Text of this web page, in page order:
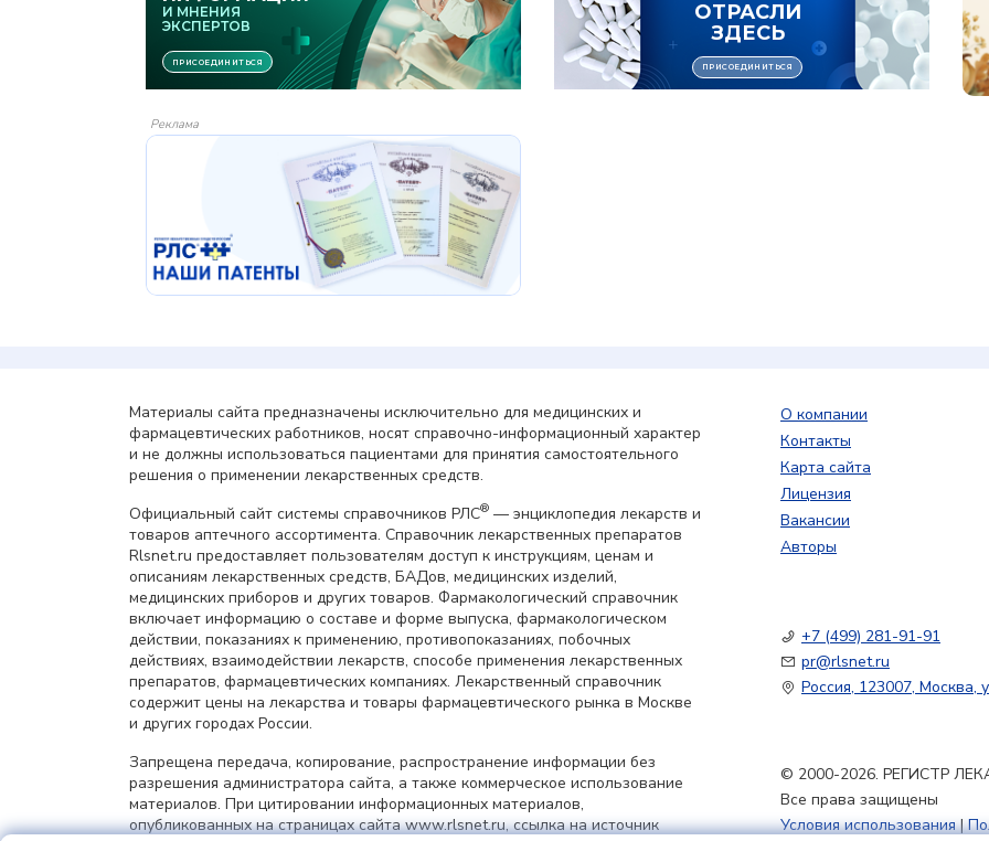
Реклама
Материалы сайта предназначены исключительно для медицинских и
фармацевтических работников, носят справочно-информационный характер
и не должны использоваться пациентами для принятия самостоятельного
решения о применении лекарственных средств.
Официальный сайт системы справочников РЛС® — энциклопедия лекарств и
товаров аптечного ассортимента. Справочник лекарственных препаратов
Rlsnet.ru предоставляет пользователям доступ к инструкциям, ценам и
описаниям лекарственных средств, БАДов, медицинских изделий,
медицинских приборов и других товаров. Фармакологический справочник
включает информацию о составе и форме выпуска, фармакологическом
действии, показаниях к применению, противопоказаниях, побочных
действиях, взаимодействии лекарств, способе применения лекарственных
препаратов, фармацевтических компаниях. Лекарственный справочник
содержит цены на лекарства и товары фармацевтического рынка в Москве
и других городах России.
Запрещена передача, копирование, распространение информации без
разрешения администратора сайта, а также коммерческое использование
материалов. При цитировании информационных материалов,
опубликованных на страницах сайта www.rlsnet.ru, ссылка на источник
О компании
Контакты
Карта сайта
Лицензия
Вакансии
Авторы
+7 (499) 281-91-91
pr@rlsnet.ru
Россия, 123007, Москва,
© 2000-2026. РЕГИСТР
Все права защищены
Условия использования|